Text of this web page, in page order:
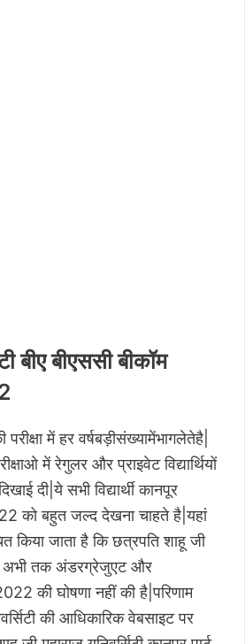
बीए बीएससी बीकॉम
परीक्षा में हर वर्षबड़ीसंख्यामेंभागलेतेहै|
में रेगुलर और प्राइवेट विद्यार्थियों
दी|ये सभी विद्यार्थी कानपूर
को बहुत जल्द देखना चाहते है|यहां
किया जाता है कि छत्रपति शाहू जी
ने अभी तक अंडरग्रेजुएट और
की घोषणा नहीं की है|परिणाम
की आधिकारिक वेबसाइट पर